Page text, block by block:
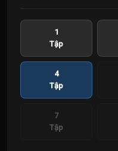
1
Tập
4
Tập
7
Tập